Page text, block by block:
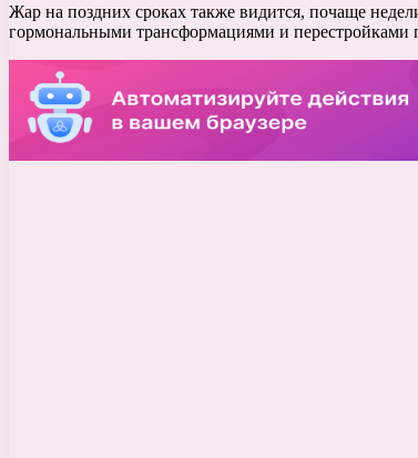
Жар на поздних сроках также видится, почаще
гормональными трансформациями и